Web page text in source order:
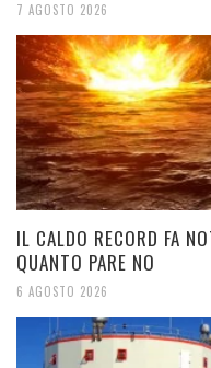
7 AGOSTO 2026
IL CALDO RECORD FA
QUANTO PARE NO
6 AGOSTO 2026